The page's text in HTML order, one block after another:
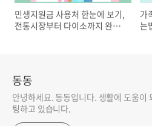
민생지원금 사용처 한눈에 보기,
전통시장부터 다이소까지 완벽
가
는
동동
안녕하세요. 동동입니다. 생활에 도움이
팅하고 있습니다.